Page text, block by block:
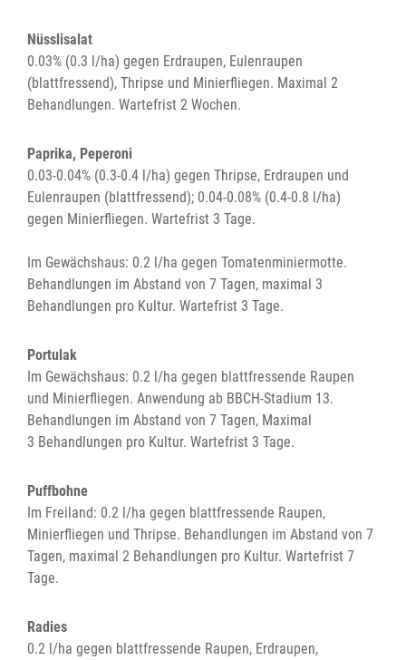
Nüsslisalat
0.03% (0.3 l/ha) gegen Erdraupen, Eulenraupen
(blattfressend), Thripse und Minierfliegen. Maximal 2
Behandlungen. Wartefrist 2 Wochen.
Paprika, Peperoni
0.03-0.04% (0.3-0.4 l/ha) gegen Thripse, Erdraupen und
Eulenraupen (blattfressend); 0.04-0.08% (0.4-0.8 l/ha)
gegen Minierfliegen. Wartefrist 3 Tage.
Im Gewächshaus: 0.2 l/ha gegen Tomatenminiermotte.
Behandlungen im Abstand von 7 Tagen, maximal 3
Behandlungen pro Kultur. Wartefrist 3 Tage.
Portulak
Im Gewächshaus: 0.2 l/ha gegen blattfressende Raupen
und Minierfliegen. Anwendung ab BBCH-Stadium 13.
Behandlungen im Abstand von 7 Tagen, Maximal
3 Behandlungen pro Kultur. Wartefrist 3 Tage.
Puffbohne
Im Freiland: 0.2 l/ha gegen blattfressende Raupen,
Minierfliegen und Thripse. Behandlungen im Abstand von 7
Tagen, maximal 2 Behandlungen pro Kultur. Wartefrist 7
Tage.
Radies
0.2 l/ha gegen blattfressende Raupen, Erdraupen,